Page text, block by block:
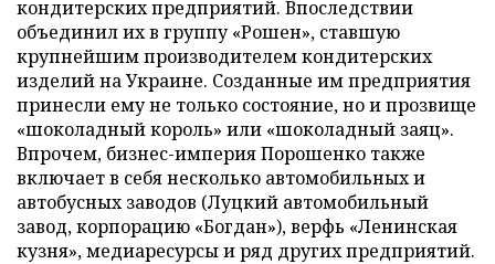
кондитерских предприятий. Впоследствии
объединил их в группу «Рошен», ставшую
крупнейшим производителем кондитерских
изделий на Украине. Созданные им предприятия
принесли ему не только состояние, но и прозвище
«шоколадный король» или «шоколадный заяц».
Впрочем, бизнес-империя Порошенко также
включает в себя несколько автомобильных и
автобусных заводов (Луцкий автомобильный
завод, корпорацию «Богдан»), верфь «Ленинская
кузня», медиаресурсы и ряд других предприятий.